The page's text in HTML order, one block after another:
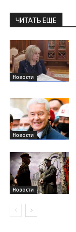
ЧИТАТЬ ЕЩЕ
Новости
Новости
Новости